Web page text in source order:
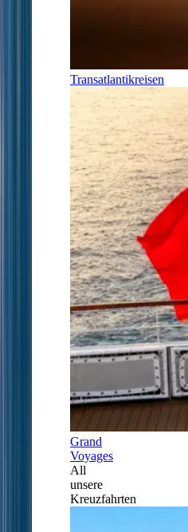
Transatlantikreisen
Grand
Voyages
All
unsere
Kreuzfahrten